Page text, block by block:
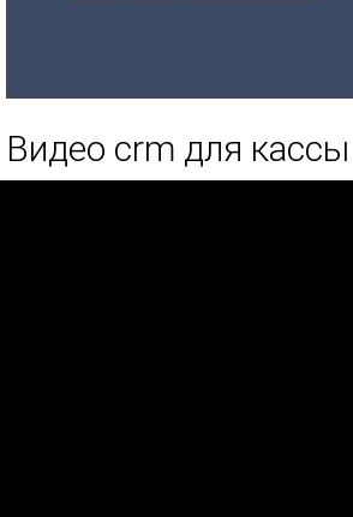
Видео crm для кассы